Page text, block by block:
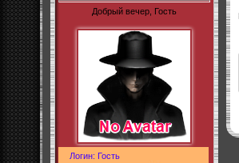
Добрый вечер, Гость
Логин: Гость